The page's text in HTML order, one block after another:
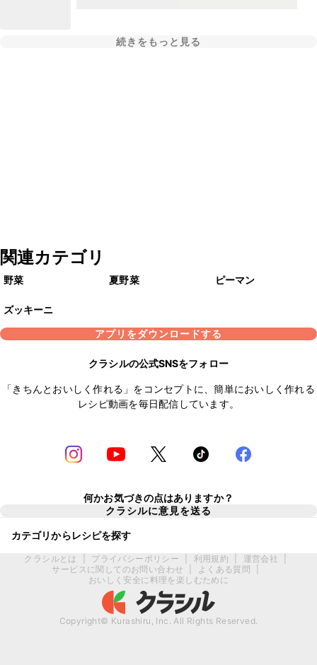
続きをもっと見る
関連カテゴリ
野菜 夏野菜 ピーマン
ズッキーニ
アプリをダウンロードする
クラシルの公式SNSをフォロー
「きちんとおいしく作れる」をコンセプトに、簡単においしく作れる
レシピ動画を毎日配信しています。
何かお気づきの点はありますか？
クラシルに意見を送る
カテゴリからレシピを探す
クラシルとは プライバシーポリシー 利用規約 運営会社
サービスに関してのお問い合わせ
よくある質問
おいしく安全に料理を楽しむために
Copyright© Kurashiru, Inc. All Rights Reserved.